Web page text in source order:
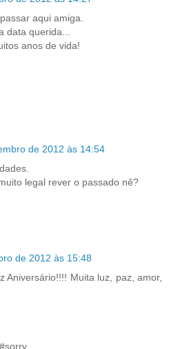
aqui amiga.
data querida...
anos de vida!
de 2012 às 14:54
legal rever o passado nê?
de 2012 às 15:48
Aniversário!!!! Muita luz, paz, amor,